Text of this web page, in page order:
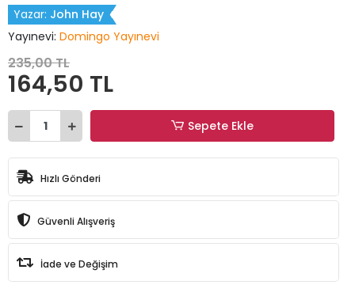
Yazar: John Hay
Yayınevi: Domingo Yayınevi
235,00 TL
164,50 TL
Sepete Ekle
Hızlı Gönderi
Güvenli Alışveriş
İade ve Değişim